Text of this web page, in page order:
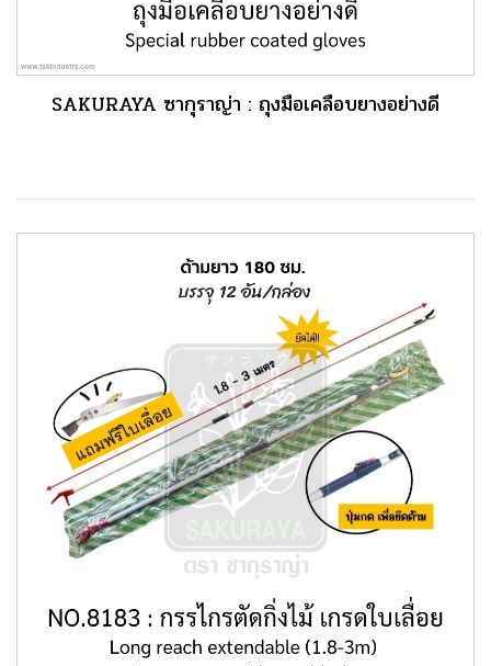
SAKURAYA ซากุราญ่า : ถุงมือเคลือบยางอย่างดี